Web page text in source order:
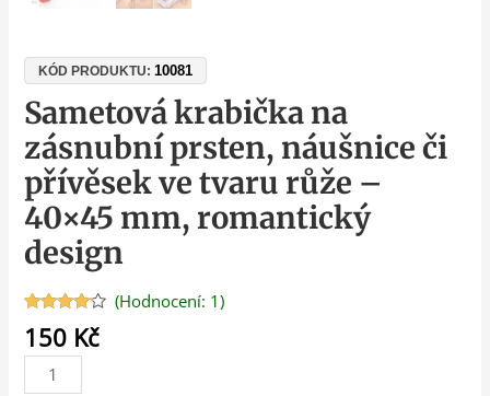
KÓD PRODUKTU:10081
Sametová krabička na
zásnubní prsten, náušnice či
přívěsek ve tvaru růže –
40×45 mm, romantický
design
Hodnoceno
4.00z 5
na
základě
1
hodnocení
(Hodnocení: 1)
150 Kč